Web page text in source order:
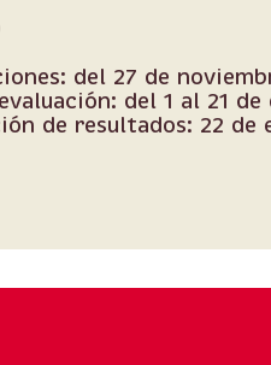
del 27 de
del 1 al 21
de resultados: 22 de